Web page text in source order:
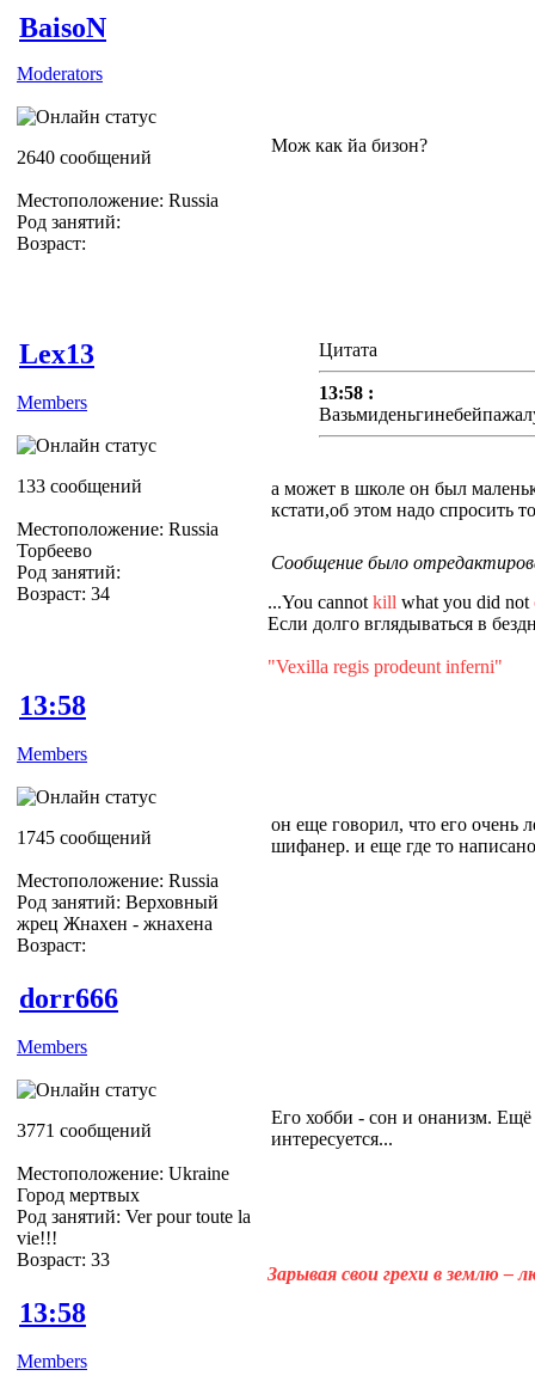
BaisoN
Moderators
2640 сообщений
Местоположение: Russia
Род занятий:
Возраст:
Мож как йа бизон?
Lex13
Members
133 сообщений
Местоположение: Russia
Торбеево
Род занятий:
Возраст: 34
Цитата
13:58 :
а может в школе он был
кстати,об этом надо спросить
Сообщение было
...You cannot kill what you did not
Если долго вглядываться в
"Vexilla regis prodeunt inferni"
13:58
Members
1745 сообщений
Местоположение: Russia
Род занятий: Верховный
жрец Жнахен - жнахена
Возраст:
он еще говорил, что его очень
шифанер. и еще где то
dorr666
Members
3771 сообщений
Местоположение: Ukraine
Город мертвых
Род занятий: Ver pour toute la
vie!!!
Возраст: 33
Его хобби - сон и онанизм.
интересуется...
Зарывая свои грехи в землю –
13:58
Members